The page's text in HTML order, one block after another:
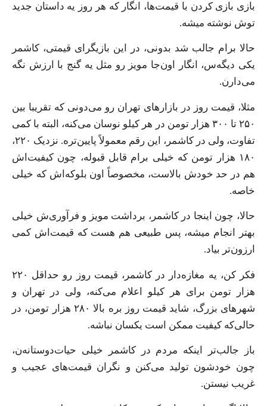
بازی بازی کردن با قیمت‌ها، انگار که هر روز یه داستان جدید
توش نوشته میشه.
حالا برام جالب شد بدونی، در این بازیگرای قیمتی، کاشمر
یکی دیگه‌س، انگار اون‌جا مویز رو مثل یه گنج با ارزش نگه
می‌دارن.
مثلا، قیمت روز در بازارهای تهران رو می‌دونی که تقریبا بین
۲۵۰ تا ۳۰۰ هزار تومن در هر کیلو نوسان می‌کنه، البته با کمی
تفاوت، ولی در کاشمر، این رقم معمولاً پایین‌تره. نزدیک ۲۲۰،
۱۸۰ هزار تومن که خیلی برام قابل قبوله، چون کیفیت‌اش
هم در حد خودش بالاست، مخصوصاً اون بلوکه‌اش که خیلی
خاصه.
حالا، چون اینجا در کاشمر، برداشت مویز و فرآوری‌ش خیلی
بهتر انجام میشه، پس طبیعی هم هست که قیمت‌اش کمی
ارزون‌تر بیاد.
فکر کن، یه مغازه‌دار در کاشمر، قیمت روز رو حداقل ۲۲۰
هزار تومن برای هر کیلو اعلام می‌کنه، ولی در تهران و
شهرهای بزرگ، شاید قیمت روز بره بالا ۲۸۰ هزار تومن، در
حالی‌که کیفیت ممکن است یکسان نباشه.
باز جالب‌تر اینکه مردم در کاشمر خیلی حیات‌دوستانه‌ن،
چون خودشون تولید می‌کنن و نگران قیمت‌های عجیب و
غریب نیستن.